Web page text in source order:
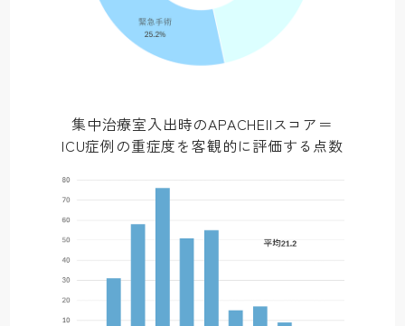
集中治療室入出時のAPACHEIIスコア＝
ICU症例の重症度を客観的に評価する点数